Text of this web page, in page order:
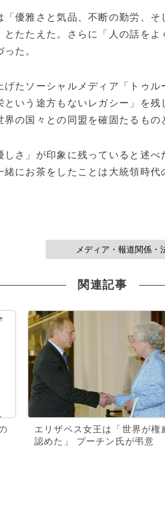
優雅さと気品、不断の勤労、そ
たたえた。さらに「人の話を
た。
たソーシャルメディア「トゥル
いう途方もないレガシー」を
の国々との同盟を確固たるもの
さ」が印象に残っていると述べ
緒にお茶をしたことは大統領時
メディア・報道関係
関連記事
エリザベス女王は「世界が権
認めた」 プーチン氏が弔意